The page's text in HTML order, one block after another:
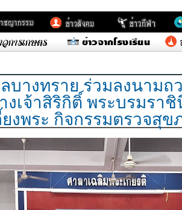
บางทราย ร่วมลงนามถ
งเจ้าสิริกิติ์ พระบรมรา
งพระ กิจกรรมตรวจสุข